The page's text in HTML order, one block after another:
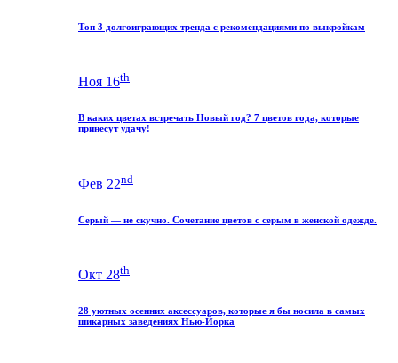
Топ 3 долгоиграющих тренда с рекомендациями по выкройкам
Ноя 16th
В каких цветах встречать Новый год? 7 цветов года, которые
принесут удачу!
Фев 22nd
Серый — не скучно. Сочетание цветов с серым в женской одежде.
Окт 28th
28 уютных осенних аксессуаров, которые я бы носила в самых
шикарных заведениях Нью-Йорка